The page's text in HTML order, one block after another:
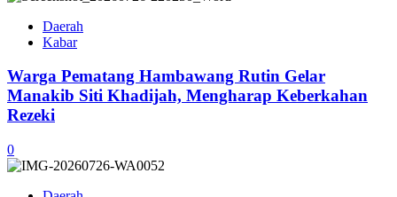
Daerah
Kabar
Warga Pematang Hambawang Rutin Gelar
Manakib Siti Khadijah, Mengharap Keberkahan
Rezeki
0